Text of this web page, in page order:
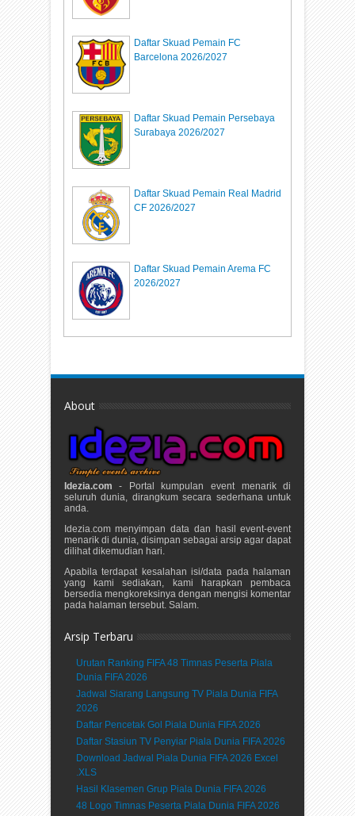
Daftar Skuad Pemain FC
Barcelona 2026/2027
Daftar Skuad Pemain Persebaya
Surabaya 2026/2027
Daftar Skuad Pemain Real Madrid
CF 2026/2027
Daftar Skuad Pemain Arema FC
2026/2027
About
Idezia.com - Portal kumpulan event menarik di
seluruh dunia, dirangkum secara sederhana untuk
anda.
Idezia.com menyimpan data dan hasil event-event
menarik di dunia, disimpan sebagai arsip agar dapat
dilihat dikemudian hari.
Apabila terdapat kesalahan isi/data pada halaman
yang kami sediakan, kami harapkan pembaca
bersedia mengkoreksinya dengan mengisi komentar
pada halaman tersebut. Salam.
Arsip Terbaru
Urutan Ranking FIFA 48 Timnas Peserta Piala
Dunia FIFA 2026
Jadwal Siarang Langsung TV Piala Dunia FIFA
2026
Daftar Pencetak Gol Piala Dunia FIFA 2026
Daftar Stasiun TV Penyiar Piala Dunia FIFA 2026
Download Jadwal Piala Dunia FIFA 2026 Excel
.XLS
Hasil Klasemen Grup Piala Dunia FIFA 2026
48 Logo Timnas Peserta Piala Dunia FIFA 2026